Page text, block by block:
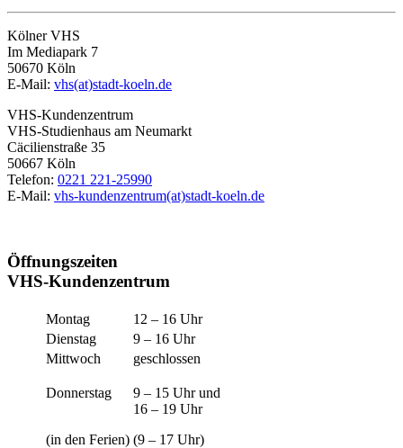
Kölner VHS
Im Mediapark 7
50670 Köln
E-Mail: vhs(at)stadt-koeln.de
VHS-Kundenzentrum
VHS-Studienhaus am Neumarkt
Cäcilienstraße 35
50667 Köln
Telefon: 0221 221-25990
E-Mail: vhs-kundenzentrum(at)stadt-koeln.de
Öffnungszeiten
VHS-Kundenzentrum
Montag
12 – 16 Uhr
Dienstag
9 – 16 Uhr
Mittwoch
geschlossen
Donnerstag
(in den Ferien)
9 – 15 Uhr und
16 – 19 Uhr
(9 – 17 Uhr)